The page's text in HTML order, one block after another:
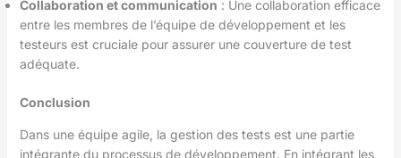
Collaboration et communication : Une collaboration efficace
entre les membres de l’équipe de développement et les
testeurs est cruciale pour assurer une couverture de test
adéquate.
Conclusion
Dans une équipe agile, la gestion des tests est une partie
intégrante du processus de développement. En intégrant les